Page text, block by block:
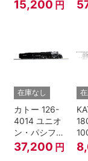
ト Nゲージ
15,200 円
在庫なし
カトー 126-
4014 ユニオ
ン・パシフィ
ック鉄道 ビッ
グボーイ＃
37,200 円
賀